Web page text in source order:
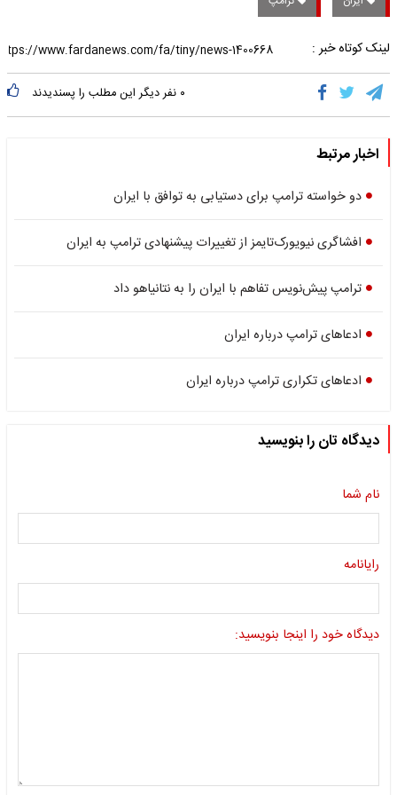
لینک کوتاه خبر :
۰ نفر دیگر این مطلب را پسندیدند
اخبار مرتبط
دو خواسته ترامپ برای دستیابی به توافق با ایران
افشاگری نیویورک‌تایمز از تغییرات پیشنهادی ترامپ به ایران
ترامپ پیش‌نویس تفاهم با ایران را به نتانیاهو داد
ادعاهای ترامپ درباره ایران
ادعاهای تکراری ترامپ درباره ایران
دیدگاه تان را بنویسید
نام شما
رایانامه
دیدگاه خود را اینجا بنویسید: